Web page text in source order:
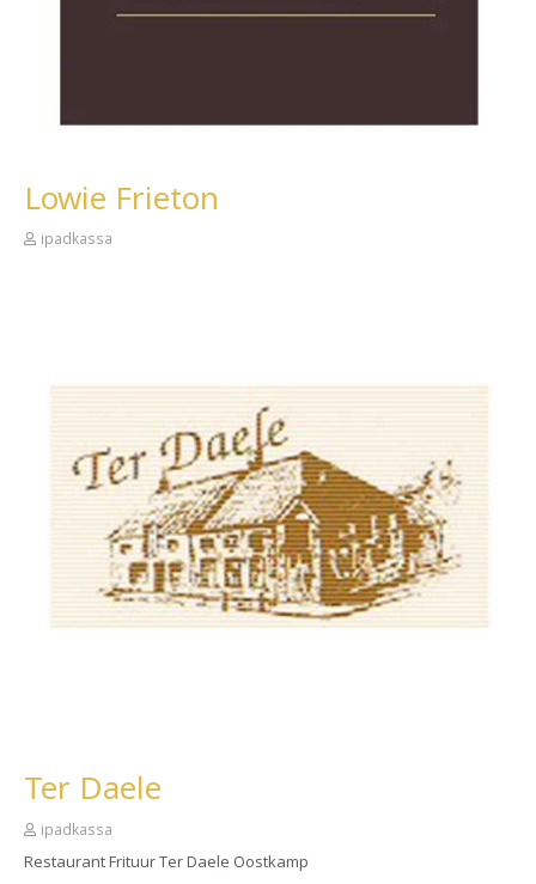
Lowie Frieton
ipadkassa
Ter Daele
ipadkassa
Restaurant Frituur Ter Daele Oostkamp